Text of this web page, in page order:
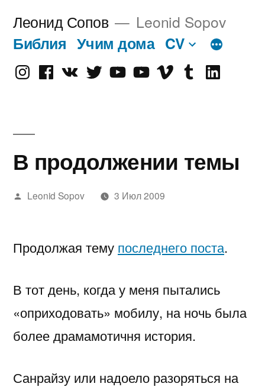
Леонид Сопов Leonid Sopov
Библия Учим дома CV
InstagramFacebook
VK TwitterYoutube
Old Vimeotumblrlinkedin
В продолжении темы
Написано
Leonid Sopov 3 Июл 2009
Продолжая тему последнего поста.
В тот день, когда у меня пытались
«оприходовать» мобилу, на ночь была
более драмамотичня история.
Санрайзу или надоело разоряться на